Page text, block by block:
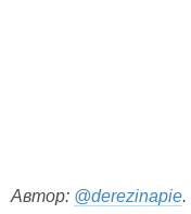
Автор: @derezinapie.